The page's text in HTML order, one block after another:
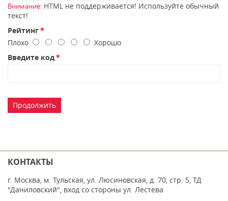
Внимание: HTML не поддерживается! Используйте обычный
текст!
Рейтинг
Плохо
Хорошо
Введите код
Продолжить
КОНТАКТЫ
г. Москва, м. Тульская, ул. Люсиновская, д. 70, стр. 5, ТД
"Даниловский", вход со стороны ул. Лестева